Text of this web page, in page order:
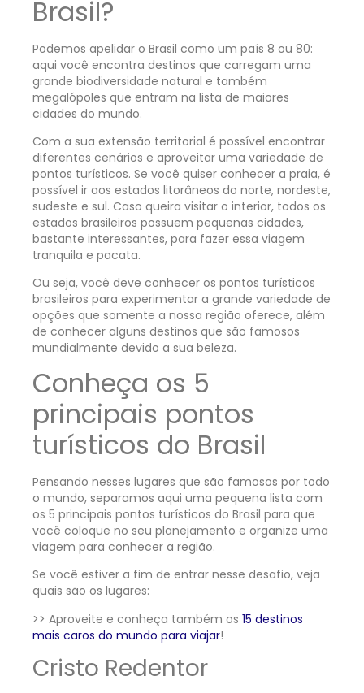
Brasil?
Podemos apelidar o Brasil como um país 8 ou 80:
aqui você encontra destinos que carregam uma
grande biodiversidade natural e também
megalópoles que entram na lista de maiores
cidades do mundo.
Com a sua extensão territorial é possível encontrar
diferentes cenários e aproveitar uma variedade de
pontos turísticos. Se você quiser conhecer a praia, é
possível ir aos estados litorâneos do norte, nordeste,
sudeste e sul. Caso queira visitar o interior, todos os
estados brasileiros possuem pequenas cidades,
bastante interessantes, para fazer essa viagem
tranquila e pacata.
Ou seja, você deve conhecer os pontos turísticos
brasileiros para experimentar a grande variedade de
opções que somente a nossa região oferece, além
de conhecer alguns destinos que são famosos
mundialmente devido a sua beleza.
Conheça os 5
principais pontos
turísticos do Brasil
Pensando nesses lugares que são famosos por todo
o mundo, separamos aqui uma pequena lista com
os 5 principais pontos turísticos do Brasil para que
você coloque no seu planejamento e organize uma
viagem para conhecer a região.
Se você estiver a fim de entrar nesse desafio, veja
quais são os lugares:
>> Aproveite e conheça também os 15 destinos
mais caros do mundo para viajar!
Cristo Redentor